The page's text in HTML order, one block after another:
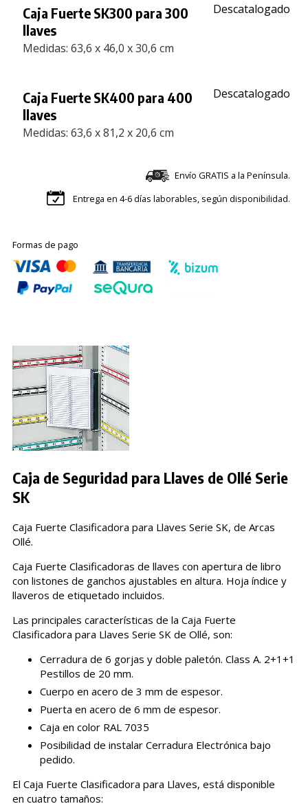
Caja Fuerte SK300 para 300
llaves
Medidas: 63,6 x 46,0 x 30,6 cm
Descatalogado
Caja Fuerte SK400 para 400
llaves
Medidas: 63,6 x 81,2 x 20,6 cm
Descatalogado
Envío GRATIS a la Península.
Entrega en 4-6 días laborables, según disponibilidad.
Formas de pago
Caja de Seguridad para Llaves de Ollé Serie
SK
Caja Fuerte Clasificadora para Llaves Serie SK, de Arcas
Ollé.
Caja Fuerte Clasificadoras de llaves con apertura de libro
con listones de ganchos ajustables en altura. Hoja índice y
llaveros de etiquetado incluidos.
Las principales características de la Caja Fuerte
Clasificadora para Llaves Serie SK de Ollé, son:
Cerradura de 6 gorjas y doble paletón. Class A. 2+1+1
Pestillos de 20 mm.
Cuerpo en acero de 3 mm de espesor.
Puerta en acero de 6 mm de espesor.
Caja en color RAL 7035
Posibilidad de instalar Cerradura Electrónica bajo
pedido.
El Caja Fuerte Clasificadora para Llaves, está disponible
en cuatro tamaños: